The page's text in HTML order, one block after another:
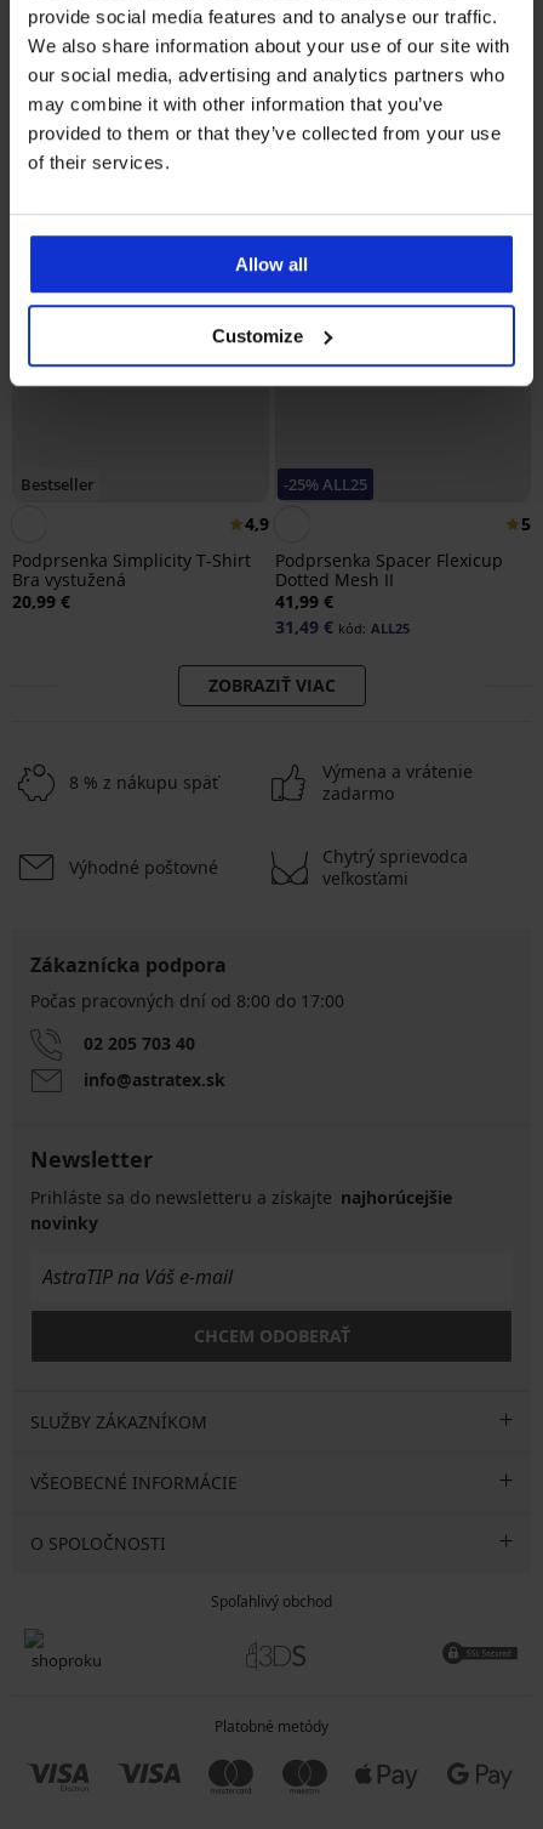
provide social media features and to analyse our traffic.
We also share information about your use of our site with
our social media, advertising and analytics partners who
may combine it with other information that you’ve
provided to them or that they’ve collected from your use
of their services.
Allow all
Customize
Podprsenka Spacer 3D Lady
Grace New
49,99 €
Podprsenka Violeta vystužená
vyhladzujúca
41,99 €
31,49 € kód: ALL25
Bestseller
4,9
Podprsenka Simplicity T-Shirt
Bra vystužená
20,99 €
-25% ALL25
5
Podprsenka Spacer Flexicup
Dotted Mesh II
41,99 €
31,49 € kód: ALL25
ZOBRAZIŤ VIAC
8 % z nákupu späť
Výmena a vrátenie
zadarmo
Výhodné poštovné
Chytrý sprievodca
veľkosťami
Zákaznícka podpora
Počas pracovných dní od 8:00 do 17:00
02 205 703 40
info@astratex.sk
Newsletter
Prihláste sa do newsletteru a získajte najhorúcejšie
novinky
CHCEM ODOBERAŤ
SLUŽBY ZÁKAZNÍKOM
VŠEOBECNÉ INFORMÁCIE
O SPOLOČNOSTI
Spoľahlivý obchod
Platobné metódy